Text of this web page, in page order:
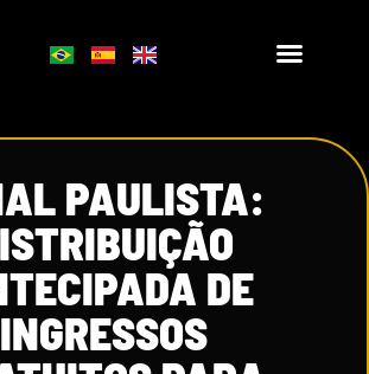
PAULISTA:
DE
INGRESSOS